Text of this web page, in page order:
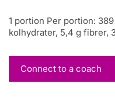
1 portion Per portion:
kolhydrater, 5,4 g fibrer,
Connect to a coach